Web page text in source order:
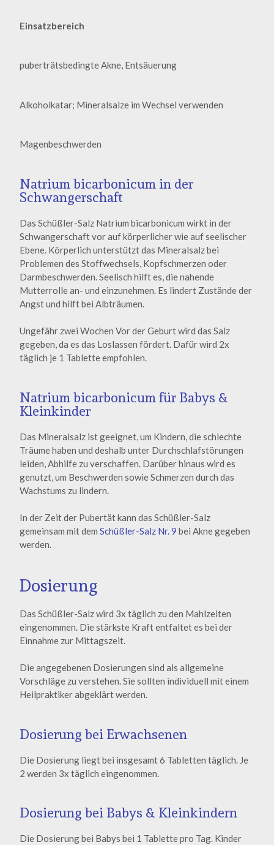
Einsatzbereich
puberträtsbedingte Akne, Entsäuerung
Alkoholkatar; Mineralsalze im Wechsel verwenden
Magenbeschwerden
Natrium bicarbonicum in der
Schwangerschaft
Das Schüßler-Salz Natrium bicarbonicum wirkt in der
Schwangerschaft vor auf körperlicher wie auf seelischer
Ebene. Körperlich unterstützt das Mineralsalz bei
Problemen des Stoffwechsels, Kopfschmerzen oder
Darmbeschwerden. Seelisch hilft es, die nahende
Mutterrolle an- und einzunehmen. Es lindert Zustände der
Angst und hilft bei Albträumen.
Ungefähr zwei Wochen Vor der Geburt wird das Salz
gegeben, da es das Loslassen fördert. Dafür wird 2x
täglich je 1 Tablette empfohlen.
Natrium bicarbonicum für Babys &
Kleinkinder
Das Mineralsalz ist geeignet, um Kindern, die schlechte
Träume haben und deshalb unter Durchschlafstörungen
leiden, Abhilfe zu verschaffen. Darüber hinaus wird es
genutzt, um Beschwerden sowie Schmerzen durch das
Wachstums zu lindern.
In der Zeit der Pubertät kann das Schüßler-Salz
gemeinsam mit dem Schüßler-Salz Nr. 9 bei Akne gegeben
werden.
Dosierung
Das Schüßler-Salz wird 3x täglich zu den Mahlzeiten
eingenommen. Die stärkste Kraft entfaltet es bei der
Einnahme zur Mittagszeit.
Die angegebenen Dosierungen sind als allgemeine
Vorschläge zu verstehen. Sie sollten individuell mit einem
Heilpraktiker abgeklärt werden.
Dosierung bei Erwachsenen
Die Dosierung liegt bei insgesamt 6 Tabletten täglich. Je
2 werden 3x täglich eingenommen.
Dosierung bei Babys & Kleinkindern
Die Dosierung bei Babys bei 1 Tablette pro Tag. Kinder